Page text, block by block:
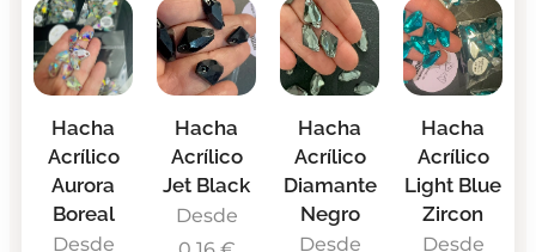
Hacha
Acrílico
Aurora
Boreal
Desde
Hacha
Acrílico
Jet Black
Desde
Hacha
Acrílico
Diamante
Negro
Desde
Hacha
Acrílico
Light Blue
Zircon
Desde